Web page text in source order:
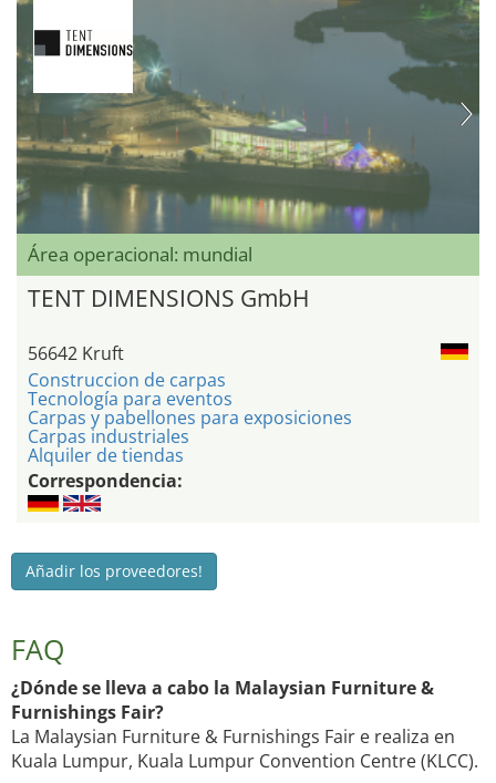
Área operacional: mundial
TENT DIMENSIONS GmbH
56642 Kruft
Construccion de carpas
Tecnología para eventos
Carpas y pabellones para exposiciones
Carpas industriales
Alquiler de tiendas
Correspondencia:
Añadir los proveedores!
FAQ
¿Dónde se lleva a cabo la Malaysian Furniture &
Furnishings Fair?
La Malaysian Furniture & Furnishings Fair e realiza en
Kuala Lumpur, Kuala Lumpur Convention Centre (KLCC).